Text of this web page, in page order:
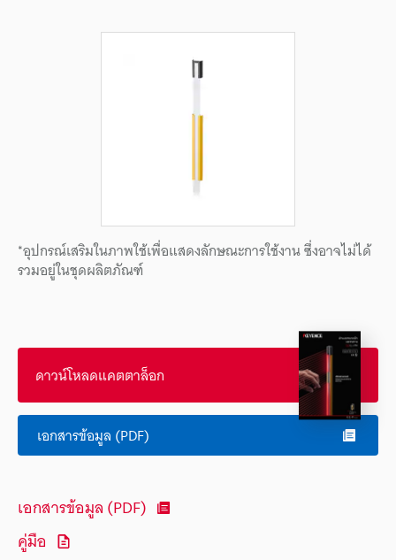
*อุปกรณ์เสริมในภาพใช้เพื่อแสดงลักษณะการใช้งาน ซึ่งอาจไม่ได้
รวมอยู่ในชุดผลิตภัณฑ์
ดาวน์โหลดแคตตาล็อก
เอกสารข้อมูล (PDF)
เอกสารข้อมูล (PDF)
คู่มือ